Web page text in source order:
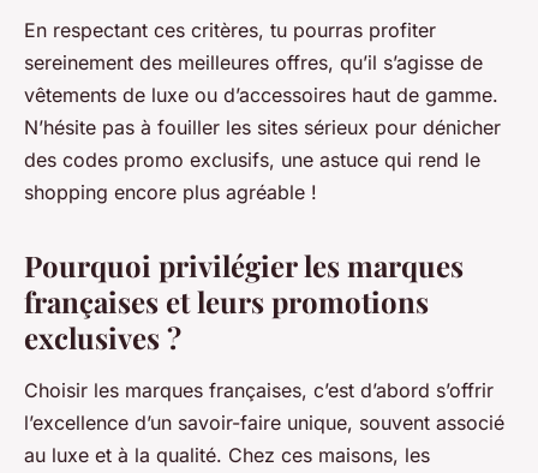
En respectant ces critères, tu pourras profiter
sereinement des meilleures offres, qu’il s’agisse de
vêtements de luxe ou d’accessoires haut de gamme.
N’hésite pas à fouiller les sites sérieux pour dénicher
des codes promo exclusifs, une astuce qui rend le
shopping encore plus agréable !
Pourquoi privilégier les marques
françaises et leurs promotions
exclusives ?
Choisir les marques françaises, c’est d’abord s’offrir
l’excellence d’un savoir-faire unique, souvent associé
au luxe et à la qualité. Chez ces maisons, les